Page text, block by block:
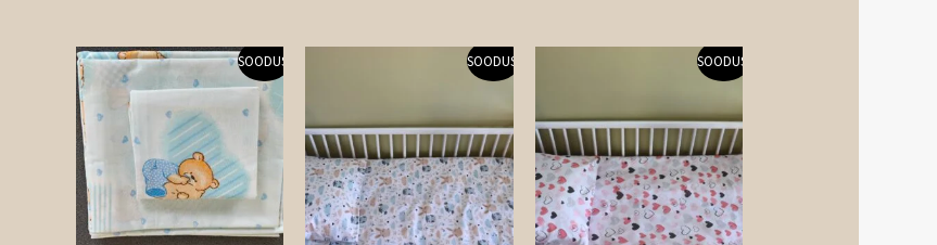
SOODUS!
Algne
hind
oli:
20,90 €.
Praegune
hind
on:
18,81 €.
SOODUS!
20,90 €.
Praegune
hind
18,81 €.
SOODUS!
20,90 €.
Praegune
hind
18,81 €.